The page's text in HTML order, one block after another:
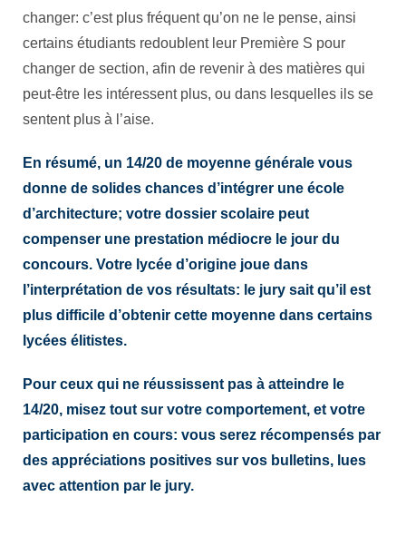
changer: c’est plus fréquent qu’on ne le pense, ainsi
certains étudiants redoublent leur Première S pour
changer de section, afin de revenir à des matières qui
peut-être les intéressent plus, ou dans lesquelles ils se
sentent plus à l’aise.
En résumé, un 14/20 de moyenne générale vous
donne de solides chances d’intégrer une école
d’architecture; votre dossier scolaire peut
compenser une prestation médiocre le jour du
concours. Votre lycée d’origine joue dans
l’interprétation de vos résultats: le jury sait qu’il est
plus difficile d’obtenir cette moyenne dans certains
lycées élitistes.
Pour ceux qui ne réussissent pas à atteindre le
14/20, misez tout sur votre comportement, et votre
participation en cours: vous serez récompensés par
des appréciations positives sur vos bulletins, lues
avec attention par le jury.